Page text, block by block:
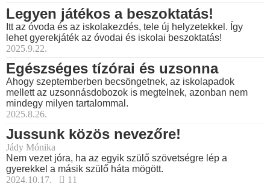
Legyen játékos a beszoktatás!
Itt az óvoda és az iskolakezdés, tele új helyzetekkel. Így
lehet gyerekjáték az óvodai és iskolai beszoktatás!
2025.9.22.
Egészséges tízórai és uzsonna
Ahogy szeptemberben becsöngetnek, az iskolapadok
mellett az uzsonnásdobozok is megtelnek, azonban nem
mindegy milyen tartalommal.
2025.8.26.
Jussunk közös nevezőre!
Jády Mónika
Nem vezet jóra, ha az egyik szülő szövetségre lép a
gyerekkel a másik szülő háta mögött.
2024.10.17.
11